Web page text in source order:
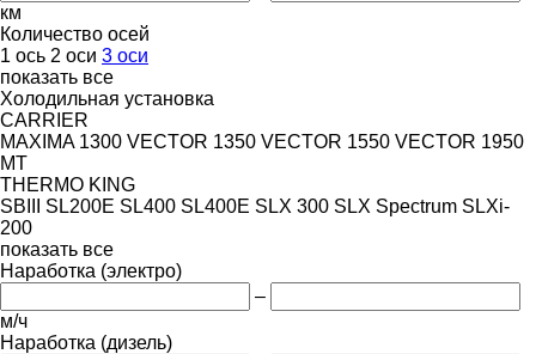
км
Количество осей
1 ось 2 оси 3 оси
показать все
Холодильная установка
CARRIER
MAXIMA 1300 VECTOR 1350 VECTOR 1550 VECTOR 1950
MT
THERMO KING
SBIII
SL200E SL400 SL400E SLX 300 SLX Spectrum SLXi-
200
показать все
Наработка (электро)
–
м/ч
Наработка (дизель)